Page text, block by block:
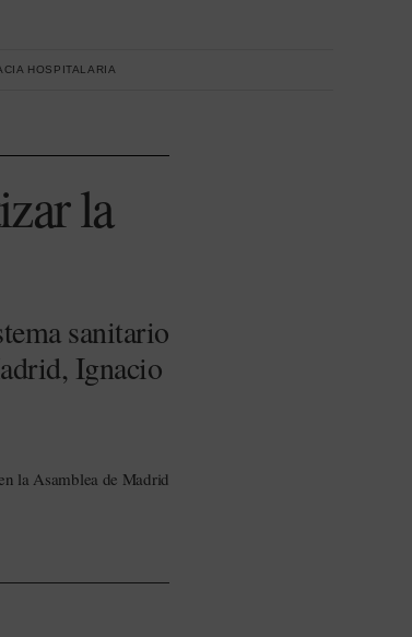
HOSPITALARIA
la
sanitario
Ignacio
la Asamblea de Madrid